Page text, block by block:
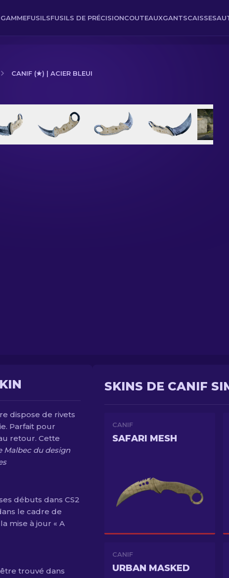
FUSILSFUSILS DE PRÉCISIONCOUTEAUXGANTSCAISSES
CANIF (★) | ACIER BLEUI
dispose de rivets
Parfait pour
retour. Cette
Malbec du design
débuts dans CS2
le cadre de
mise à jour « A
trouvé dans
SKINS DE CANIF
CANIF
SAFARI MESH
CANIF
URBAN MASKED